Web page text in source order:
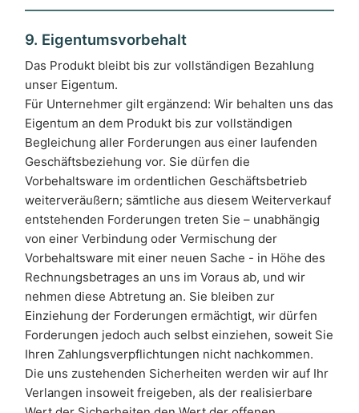
9. Eigentumsvorbehalt
Das Produkt bleibt bis zur vollständigen Bezahlung
unser Eigentum.
Für Unternehmer gilt ergänzend: Wir behalten uns das
Eigentum an dem Produkt bis zur vollständigen
Begleichung aller Forderungen aus einer laufenden
Geschäftsbeziehung vor. Sie dürfen die
Vorbehaltsware im ordentlichen Geschäftsbetrieb
weiterveräußern; sämtliche aus diesem Weiterverkauf
entstehenden Forderungen treten Sie – unabhängig
von einer Verbindung oder Vermischung der
Vorbehaltsware mit einer neuen Sache - in Höhe des
Rechnungsbetrages an uns im Voraus ab, und wir
nehmen diese Abtretung an. Sie bleiben zur
Einziehung der Forderungen ermächtigt, wir dürfen
Forderungen jedoch auch selbst einziehen, soweit Sie
Ihren Zahlungsverpflichtungen nicht nachkommen.
Die uns zustehenden Sicherheiten werden wir auf Ihr
Verlangen insoweit freigeben, als der realisierbare